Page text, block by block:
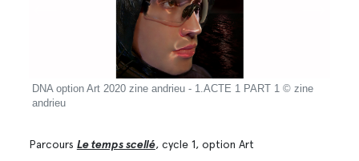
DNA option Art 2020 zine andrieu - 1.ACTE 1 PART 1 © zine
andrieu
Parcours Le temps scellé, cycle 1, option Art